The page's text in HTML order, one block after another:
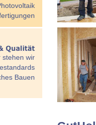
stehen wir
Bauen